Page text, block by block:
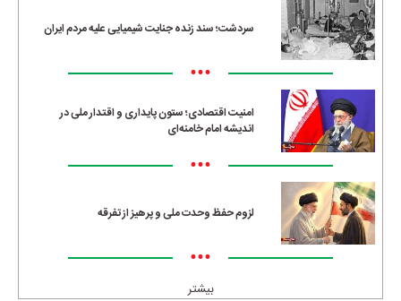
سردشت؛ سند زنده جنایت شیمیایی علیه مردم ایران
•••
امنیت اقتصادی؛ ستون پایداری و اقتدار ملی در
اندیشه امام خامنه‌ای
•••
لزوم حفظ وحدت ملی و پرهیز از تفرقه
•••
بیشتر